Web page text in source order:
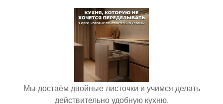
Мы достаём двойные листочки и учимся делать
действительно удобную кухню.